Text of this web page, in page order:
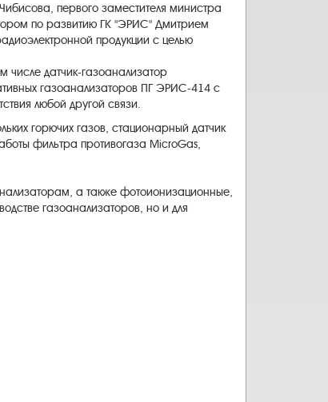
первого заместителя министра
по развитию ГК "ЭРИС" Дмитрием
продукции с целью
датчик-газоанализатор
газоанализаторов ПГ ЭРИС-414 с
любой другой связи.
горючих газов, стационарный датчик
фильтра противогаза MicroGas,
а также фотоионизационные,
газоанализаторов, но и для